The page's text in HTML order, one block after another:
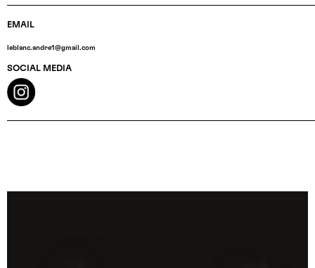
EMAIL
leblanc.andre1@gmail.com
SOCIAL MEDIA